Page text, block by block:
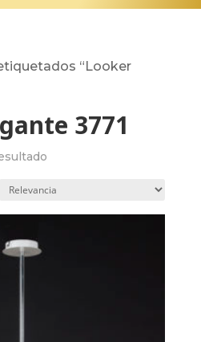
“Looker
3771